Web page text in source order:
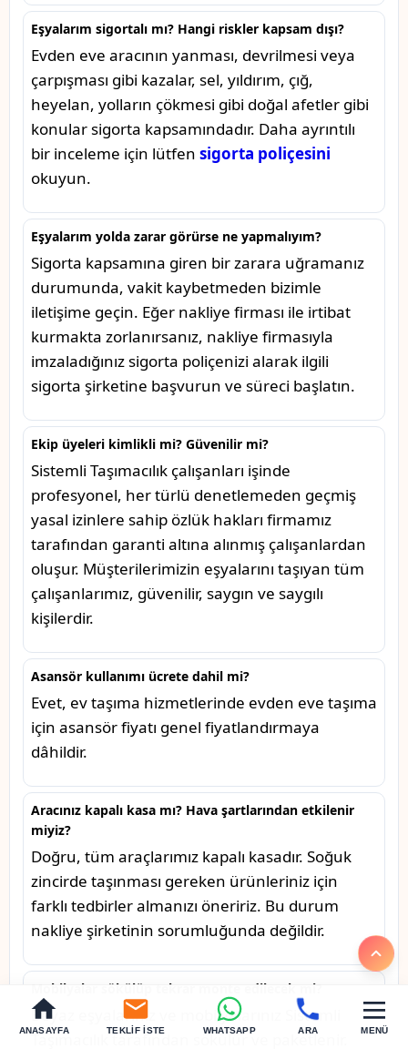
ANASAYFA TEKLIF İSTE WHATSAPP ARA MENÜ
Eşyalarım sigortalı mı? Hangi riskler kapsam dışı?
Evden eve aracının yanması, devrilmesi veya
çarpışması gibi kazalar, sel, yıldırım, çığ,
heyelan, yolların çökmesi gibi doğal afetler gibi
konular sigorta kapsamındadır. Daha ayrıntılı
bir inceleme için lütfen sigorta poliçesini
okuyun.
Eşyalarım yolda zarar görürse ne yapmalıyım?
Sigorta kapsamına giren bir zarara uğramanız
durumunda, vakit kaybetmeden bizimle
iletişime geçin. Eğer nakliye firması ile irtibat
kurmakta zorlanırsanız, nakliye firmasıyla
imzaladığınız sigorta poliçenizi alarak ilgili
sigorta şirketine başvurun ve süreci başlatın.
Ekip üyeleri kimlikli mi? Güvenilir mi?
Sistemli Taşımacılık çalışanları işinde
profesyonel, her türlü denetlemeden geçmiş
yasal izinlere sahip özlük hakları firmamız
tarafından garanti altına alınmış çalışanlardan
oluşur. Müşterilerimizin eşyalarını taşıyan tüm
çalışanlarımız, güvenilir, saygın ve saygılı
kişilerdir.
Asansör kullanımı ücrete dahil mi?
Evet, ev taşıma hizmetlerinde evden eve taşıma
için asansör fiyatı genel fiyatlandırmaya
dâhildir.
Aracınız kapalı kasa mı? Hava şartlarından etkilenir
miyiz?
Doğru, tüm araçlarımız kapalı kasadır. Soğuk
zincirde taşınması gereken ürünleriniz için
farklı tedbirler almanızı öneririz. Bu durum
nakliye şirketinin sorumluğunda değildir.
Mobilyalar sökülüp tekrar monte edilecek mi?
Beyaz eşyalarınız ve mobilyalarınız Sistemli
Taşımacılık tarafından sökülür ve paketlenir.